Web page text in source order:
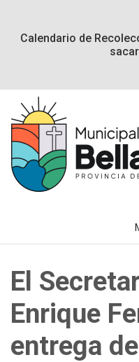
Calendario de
El
Enrique
entrega